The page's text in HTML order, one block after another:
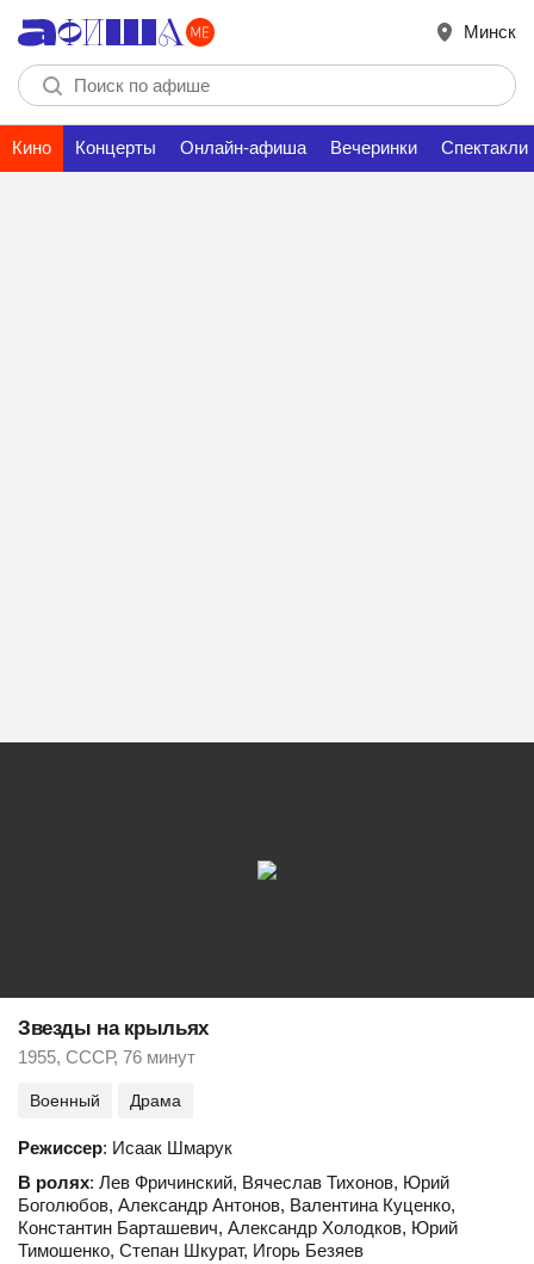
Минск
Кино Концерты Онлайн-афиша Вечеринки Спектакли
Звезды на крыльях
1955, СССР, 76 минут
Военный Драма
Режиссер: Исаак Шмарук
В ролях: Лев Фричинский, Вячеслав Тихонов, Юрий
Боголюбов, Александр Антонов, Валентина Куценко,
Константин Барташевич, Александр Холодков, Юрий
Тимошенко, Степан Шкурат, Игорь Безяев